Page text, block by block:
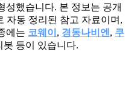
성했습니다. 본 정보는 공개
자동 정리된 참고 자료이며,
에는 코웨이 , 경동나비엔 , 쿠
봇 등이 있습니다.